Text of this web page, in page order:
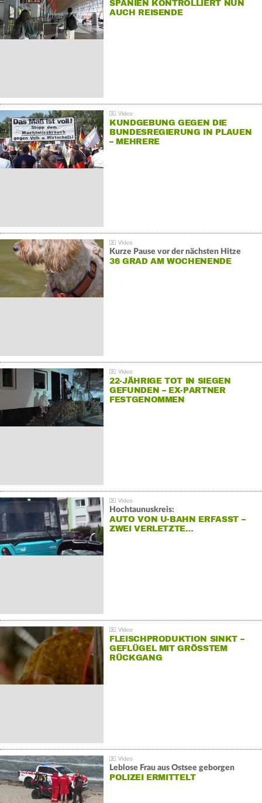
SPANIEN KONTROLLIERT NUN
AUCH REISENDE
KUNDGEBUNG GEGEN DIE
BUNDESREGIERUNG IN PLAUEN
– MEHRERE
Kurze Pause vor der nächsten Hitze
36 GRAD AM WOCHENENDE
22-JÄHRIGE TOT IN SIEGEN
GEFUNDEN – EX-PARTNER
FESTGENOMMEN
Hochtaunuskreis:
AUTO VON U-BAHN ERFASST –
ZWEI VERLETZTE…
FLEISCHPRODUKTION SINKT –
GEFLÜGEL MIT GRÖSSTEM R
ÜCKGANG
Leblose Frau aus Ostsee geborgen
POLIZEI ERMITTELT